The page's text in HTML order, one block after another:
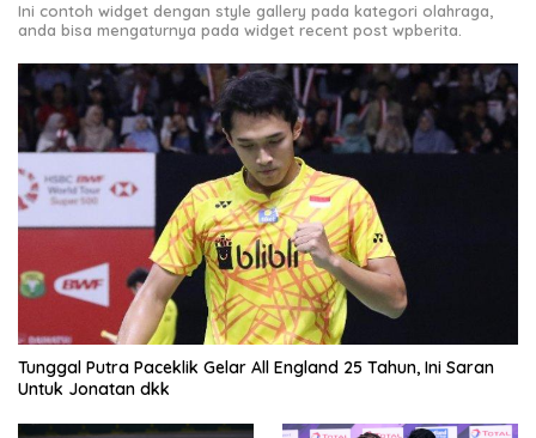
Ini contoh widget dengan style gallery pada kategori olahraga,
anda bisa mengaturnya pada widget recent post wpberita.
Tunggal Putra Paceklik Gelar All England 25 Tahun, Ini Saran
Untuk Jonatan dkk